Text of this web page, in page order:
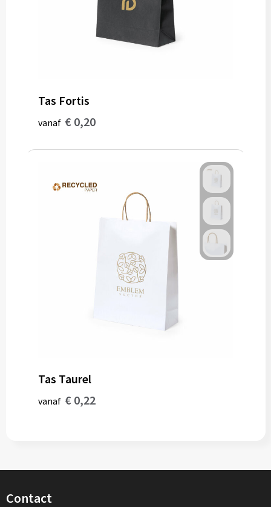
Tas Fortis
vanaf € 0,20
Tas Taurel
vanaf € 0,22
Contact